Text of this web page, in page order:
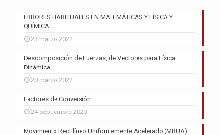
ERRORES HABITUALES EN MATEMÁTICAS Y FÍSICA Y
QUÍMICA
23 marzo 2022
Descomposición de Fuerzas, de Vectores para Física:
Dinámica.
20 marzo 2022
Factores de Conversión
24 septiembre 2020
Movimiento Rectilíneo Uniformemente Acelerado (MRUA)